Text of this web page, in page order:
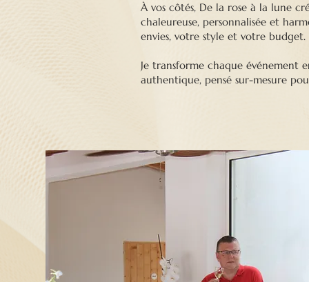
À vos côtés, De la rose à la lune
chaleureuse, personnalisée et
envies, votre style et votre budget.
Je transforme chaque événement
authentique, pensé sur-mesure